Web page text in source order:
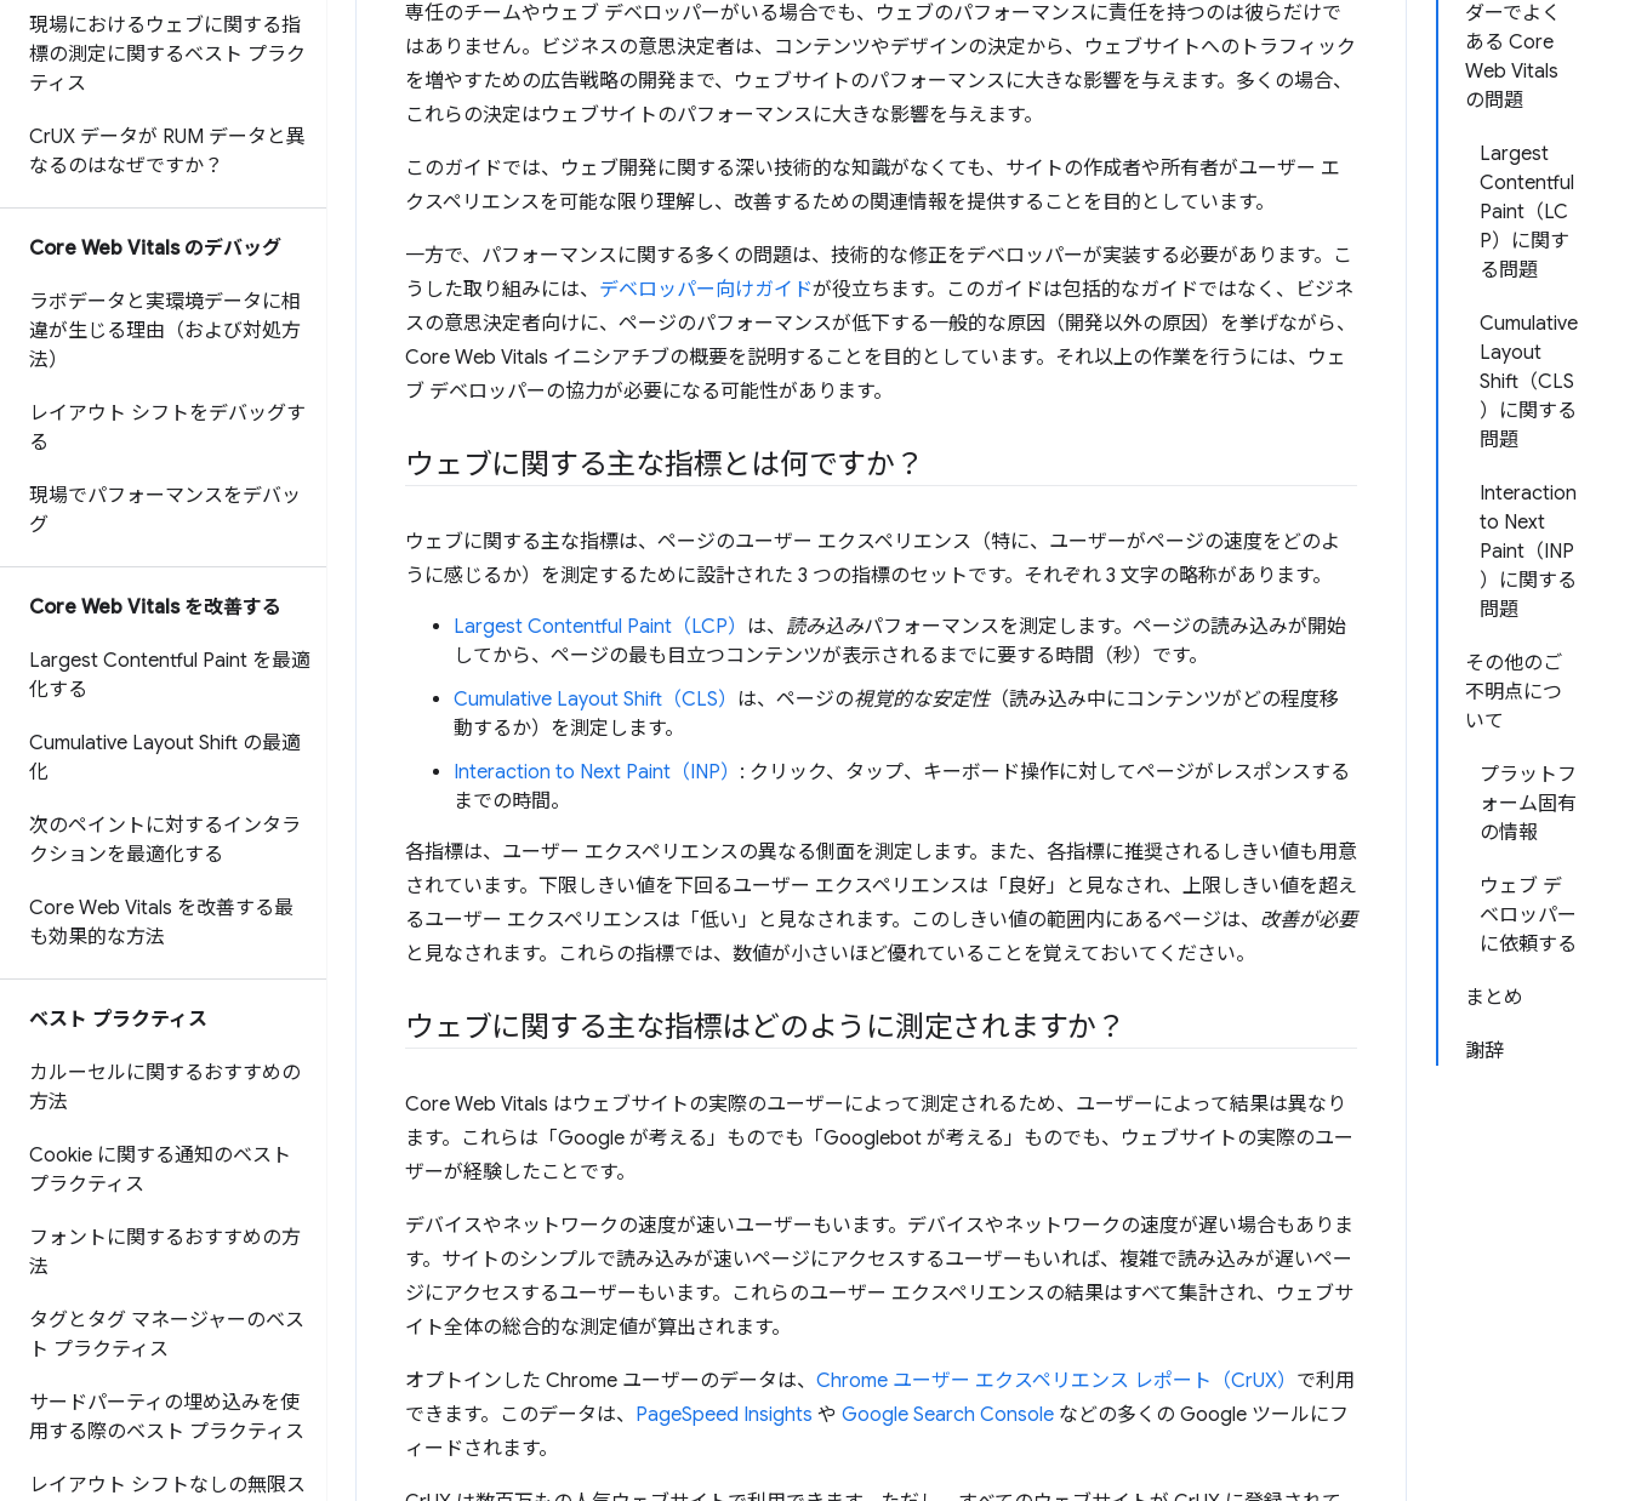
現場におけるウェブに関する指
標の測定に関するベスト プラク
ティス
CrUX データが RUM データと異
なるのはなぜですか？
Core Web Vitals のデバッグ
ラボデータと実環境データに相
違が生じる理由（および対処方
法）
レイアウト シフトをデバッグす
る
現場でパフォーマンスをデバッ
グ
Core Web Vitals を改善する
Largest Contentful Paint を最適
化する
Cumulative Layout Shift の最適
化
次のペイントに対するインタラ
クションを最適化する
Core Web Vitals を改善する最
も効果的な方法
ベスト プラクティス
カルーセルに関するおすすめの
方法
Cookie に関する通知のベスト
プラクティス
フォントに関するおすすめの方
法
タグとタグ マネージャーのベス
ト プラクティス
サードパーティの埋め込みを使
用する際のベスト プラクティス
レイアウト シフトなしの無限ス
ダーでよく
ある Core
Web Vitals
の問題
Largest
Contentful
Paint（LC
P）に関す
る問題
Cumulative
Layout
Shift（CLS
）に関する
問題
Interaction
to Next
Paint（INP
）に関する
問題
その他のご
不明点につ
いて
プラットフ
ォーム固有
の情報
ウェブ デ
ベロッパー
に依頼する
まとめ
謝辞
専任のチームやウェブ デベロッパーがいる場合でも、ウェブのパフォーマンスに責任を持つのは彼らだけで
はありません。ビジネスの意思決定者は、コンテンツやデザインの決定から、ウェブサイトへのトラフィック
を増やすための広告戦略の開発まで、ウェブサイトのパフォーマンスに大きな影響を与えます。多くの場合、
これらの決定はウェブサイトのパフォーマンスに大きな影響を与えます。
このガイドでは、ウェブ開発に関する深い技術的な知識がなくても、サイトの作成者や所有者がユーザー エ
クスペリエンスを可能な限り理解し、改善するための関連情報を提供することを目的としています。
一方で、パフォーマンスに関する多くの問題は、技術的な修正をデベロッパーが実装する必要があります。こ
うした取り組みには、 デベロッパー向けガイドが役立ちます。このガイドは包括的なガイドではなく、ビジネ
スの意思決定者向けに、ページのパフォーマンスが低下する一般的な原因（開発以外の原因）を挙げながら、
Core Web Vitals イニシアチブの概要を説明することを目的としています。それ以上の作業を行うには、ウェ
ブ デベロッパーの協力が必要になる可能性があります。
ウェブに関する主な指標とは何ですか？
ウェブに関する主な指標は、ページのユーザー エクスペリエンス（特に、ユーザーがページの速度をどのよ
うに感じるか）を測定するために設計された 3 つの指標のセットです。それぞれ 3 文字の略称があります。
Largest Contentful Paint（LCP） は、 読み込みパフォーマンスを測定します。ページの読み込みが開始
してから、ページの最も目立つコンテンツが表示されるまでに要する時間（秒）です。
Cumulative Layout Shift（CLS） は、ページの視覚的な安定性（読み込み中にコンテンツがどの程度移
動するか）を測定します。
Interaction to Next Paint（INP） : クリック、タップ、キーボード操作に対してページがレスポンスする
までの時間。
各指標は、ユーザー エクスペリエンスの異なる側面を測定します。また、各指標に推奨されるしきい値も用意
されています。下限しきい値を下回るユーザー エクスペリエンスは「良好」と見なされ、上限しきい値を超え
るユーザー エクスペリエンスは「低い」と見なされます。
このしきい値の範囲内にあるページは、 改善が必要
と見なされます。これらの指標では、数値が小さいほど優れていることを覚えておいてください。
ウェブに関する主な指標はどのように測定されますか？
Core Web Vitals はウェブサイトの実際のユーザーによって測定されるため、ユーザーによって結果は異なり
ます。これらは「Google が考える」ものでも「Googlebot が考える」ものでも、ウェブサイトの実際のユー
ザーが経験したことです。
デバイスやネットワークの速度が速いユーザーもいます。デバイスやネットワークの速度が遅い場合もありま
す。サイトのシンプルで読み込みが速いページにアクセスするユーザーもいれば、複雑で読み込みが遅いペー
ジにアクセスするユーザーもいます。これらのユーザー エクスペリエンスの結果はすべて集計され、ウェブサ
イト全体の総合的な測定値が算出されます。
オプトインした Chrome ユーザーのデータは、 Chrome ユーザー エクスペリエンス レポート（CrUX） で利用
できます。このデータは、 PageSpeed Insights や Google Search Console などの多くの Google ツールにフ
ィードされます。